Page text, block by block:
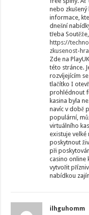
nebo
informace,
dnešní
třeba
https://
zkusenost-
Zde na
této stránce.
rozvíjejícím
tlačítko I
prohlédnout
kasina byla
navíc v době
populární,
virtuálního
existuje velké
poskytnout
při
casino online
vytvořit
nabídkou
ilhguhomm